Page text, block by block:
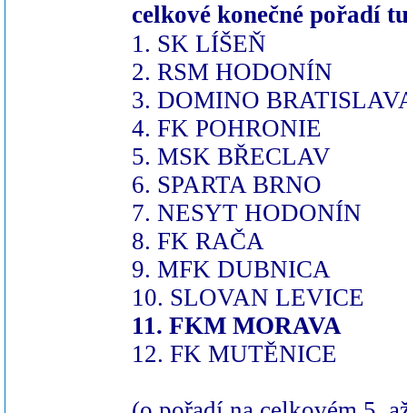
celkové konečné pořadí
1. SK LÍŠEŇ
2. RSM HODONÍN
3. DOMINO
4. FK POHRONIE
5. MSK BŘECLAV
6. SPARTA BRNO
7. NESYT HODONÍN
8. FK RAČA
9. MFK DUBNICA
10. SLOVAN LEVICE
11. FKM MORAVA
12. FK MUTĚNICE